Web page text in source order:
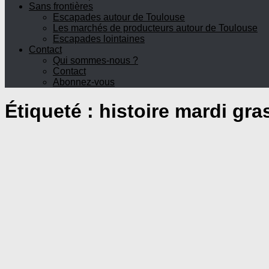
Sans frontières
Escapades autour de Toulouse
Les marchés de producteurs autour de Toulouse
Escapades lointaines
Contact
Qui sommes-nous ?
Contact
Abonnez-vous
Étiqueté : histoire mardi